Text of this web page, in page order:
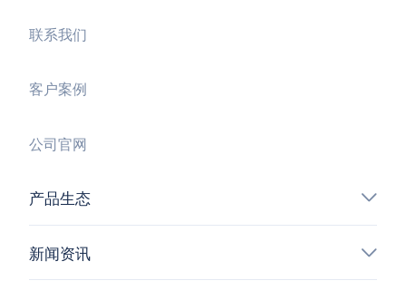
联系我们
客户案例
公司官网
产品生态
新闻资讯